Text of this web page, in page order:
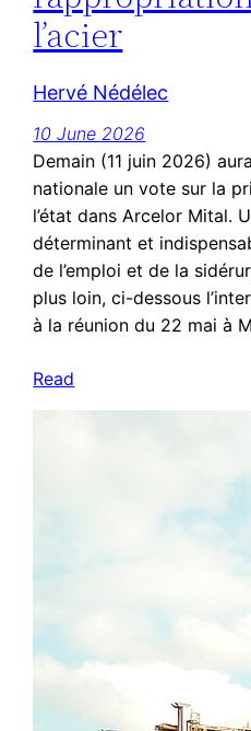
l’acier
Hervé Nédélec
10 June 2026
Demain (11 juin 2026)
nationale un vote sur la
l’état dans Arcelor Mital.
déterminant et
de l’emploi et de la
plus loin, ci-dessous
à la réunion du 22 mai à
Read